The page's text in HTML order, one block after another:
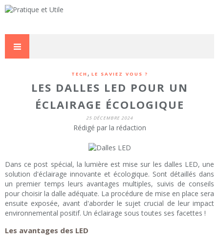
TECH , LE SAVIEZ VOUS ?
LES DALLES LED POUR UN
ÉCLAIRAGE ÉCOLOGIQUE
25 DÉCEMBRE 2024
Rédigé par la rédaction
Dans ce post spécial, la lumière est mise sur les dalles LED, une
solution d'éclairage innovante et écologique. Sont détaillés dans
un premier temps leurs avantages multiples, suivis de conseils
pour choisir la dalle adéquate. La procédure de mise en place sera
ensuite exposée, avant d'aborder le sujet crucial de leur impact
environnemental positif. Un éclairage sous toutes ses facettes !
Les avantages des LED